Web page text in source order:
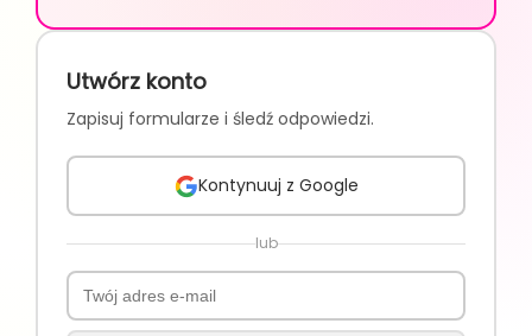
Utwórz konto
Zapisuj formularze i śledź odpowiedzi.
Kontynuuj z Google
lub